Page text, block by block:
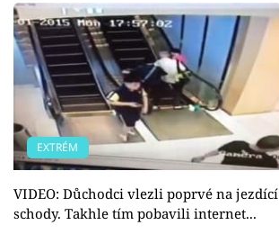
EXTRÉM
VIDEO: Důchodci vlezli poprvé na jezdící
schody. Takhle tím pobavili internet...